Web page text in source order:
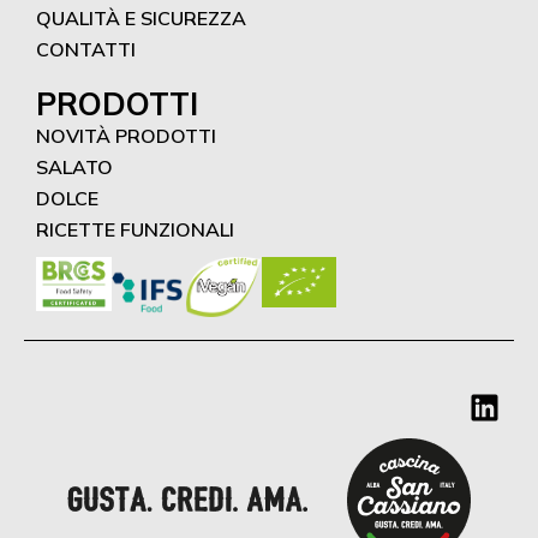
QUALITÀ E SICUREZZA
CONTATTI
PRODOTTI
NOVITÀ PRODOTTI
SALATO
DOLCE
RICETTE FUNZIONALI